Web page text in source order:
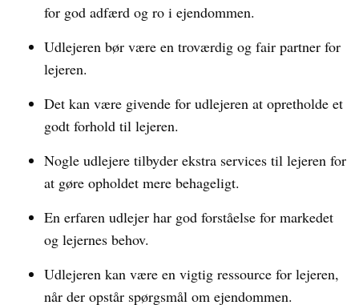
for god adfærd og ro i ejendommen.
Udlejeren bør være en troværdig og fair partner for
lejeren.
Det kan være givende for udlejeren at opretholde et
godt forhold til lejeren.
Nogle udlejere tilbyder ekstra services til lejeren for
at gøre opholdet mere behageligt.
En erfaren udlejer har god forståelse for markedet
og lejernes behov.
Udlejeren kan være en vigtig ressource for lejeren,
når der opstår spørgsmål om ejendommen.